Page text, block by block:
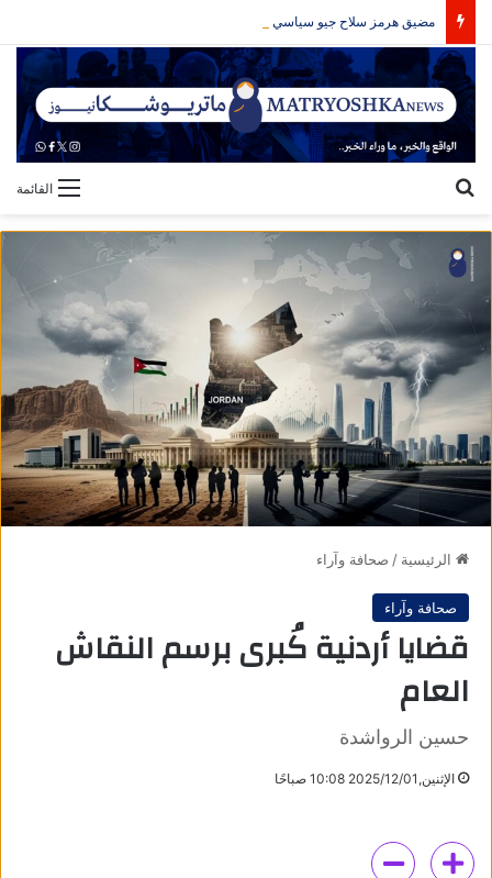
مضيق هرمز سلاح جيو سياسي يقفل الباب على الحرب
القائمة
الرئيسية / صحافة وآراء
صحافة وآراء
‏قضايا أردنية كُبرى برسم النقاش
العام
حسين الرواشدة
الإثنين,2025/12/01 10:08 صباحًا